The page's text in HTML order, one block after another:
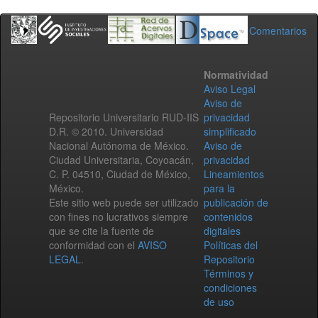
Comentarios
Repositorio Universitario RUD-IIS
D.R. © 2010. Universidad
Nacional Autónoma de México.
Ciudad Universitaria, Coyoacán,
C. P. 04510, Ciudad de México,
México.
Este sitio web puede ser utilizado
con fines no lucrativos siempre
que se cite la fuente de
conformidad con el AVISO
LEGAL.
Normatividad
Aviso Legal
Aviso de
privacidad
simplificado
Aviso de
privacidad
Lineamientos
para la
publicación de
contenidos
digitales
Políticas del
Repositorio
Términos y
condiciones
de uso